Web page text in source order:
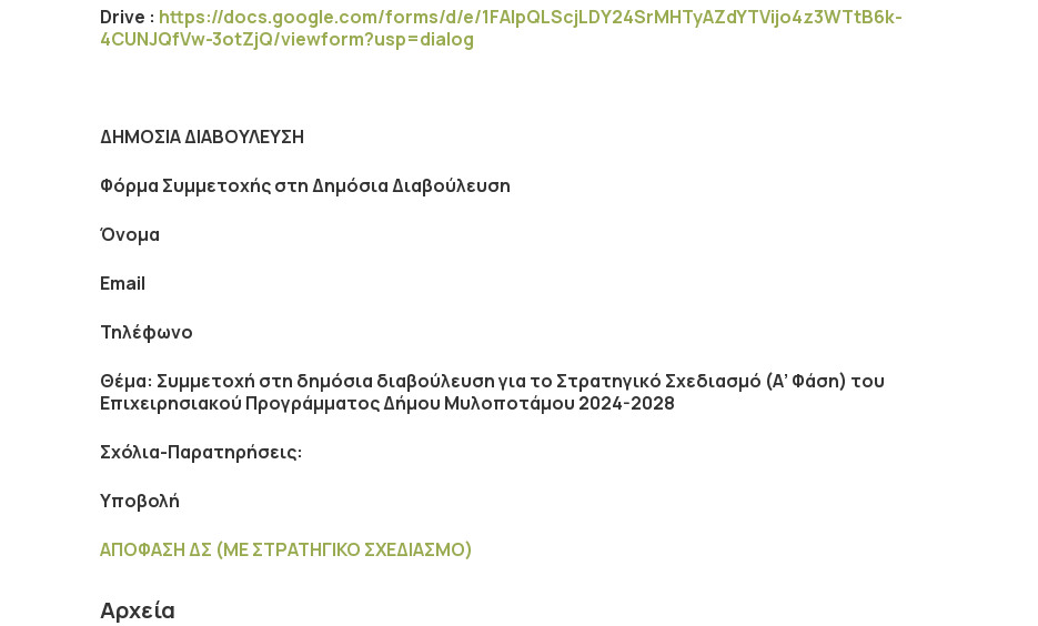
Drive : https://docs.google.com/forms/d/e/1FAIpQLScjLDY24SrMHTyAZdYTVijo4z3WTtB6k-
4CUNJQfVw-3otZjQ/viewform?usp=dialog
ΔΗΜΟΣΙΑ ΔΙΑΒΟΥΛΕΥΣΗ
Φόρμα Συμμετοχής στη Δημόσια Διαβούλευση
Όνομα
Email
Τηλέφωνο
Θέμα: Συμμετοχή στη δημόσια διαβούλευση για το Στρατηγικό Σχεδιασμό (Α’ Φάση) του
Επιχειρησιακού Προγράμματος Δήμου Μυλοποτάμου 2024-2028
Σχόλια-Παρατηρήσεις:
Υποβολή
ΑΠΟΦΑΣΗ ΔΣ (ΜΕ ΣΤΡΑΤΗΓΙΚΟ ΣΧΕΔΙΑΣΜΟ)
Αρχεία